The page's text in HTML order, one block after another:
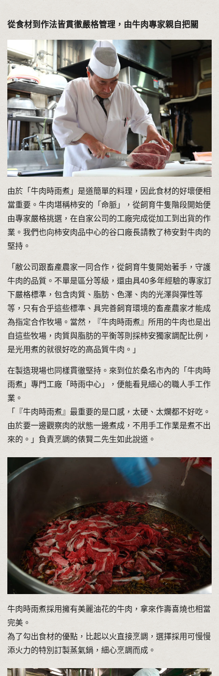
從食材到作法皆貫徹嚴格管理，由牛肉專家親自把關
由於「牛肉時雨煮」是道簡單的料理，因此食材的好壞便相
當重要。牛肉堪稱柿安的「命脈」，從飼育牛隻階段開始便
由專家嚴格挑選，在自家公司的工廠完成從加工到出貨的作
業。我們也向柿安肉品中心的谷口廠長請教了柿安對牛肉的
堅持。
「敝公司跟畜產農家一同合作，從飼育牛隻開始著手，守護
牛肉的品質。不單是區分等級，還由具40多年經驗的專家訂
下嚴格標準，包含肉質、脂肪、色澤、肉的光澤與彈性等
等，只有合乎這些標準、具完善飼育環境的畜產農家才能成
為指定合作牧場。當然，『牛肉時雨煮』所用的牛肉也是出
自這些牧場，肉質與脂肪的平衡等則採柿安獨家調配比例，
是光用煮的就很好吃的高品質牛肉。」
在製造現場也同樣貫徹堅持。來到位於桑名市內的「牛肉時
雨煮」專門工廠「時雨中心」，便能看見細心的職人手工作
業。
「『牛肉時雨煮』最重要的是口感，太硬、太爛都不好吃。
由於要一邊觀察肉的狀態一邊煮成，不用手工作業是煮不出
來的。」負責烹調的俵賢二先生如此說道。
牛肉時雨煮採用擁有美麗油花的牛肉，拿來作壽喜燒也相當
完美。
為了勾出食材的優點，比起以火直接烹調，選擇採用可慢慢
添火力的特別訂製蒸氣鍋，細心烹調而成。